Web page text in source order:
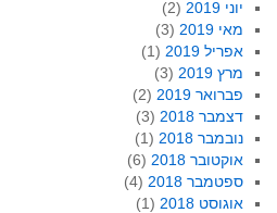
יוני 2019
(2)
מאי 2019
(3)
אפריל 2019
(1)
מרץ 2019
(3)
פברואר 2019
(2)
דצמבר 2018
(3)
נובמבר 2018
(1)
אוקטובר 2018
(6)
ספטמבר 2018
(4)
אוגוסט 2018
(1)